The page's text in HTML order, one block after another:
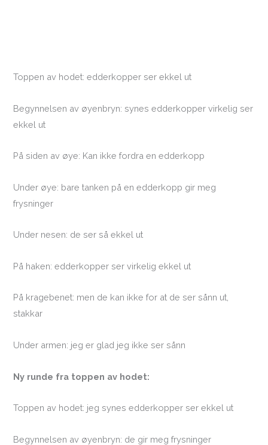
Toppen av hodet: edderkopper ser ekkel ut
Begynnelsen av øyenbryn: synes edderkopper virkelig ser
ekkel ut
På siden av øye: Kan ikke fordra en edderkopp
Under øye: bare tanken på en edderkopp gir meg
frysninger
Under nesen: de ser så ekkel ut
På haken: edderkopper ser virkelig ekkel ut
På kragebenet: men de kan ikke for at de ser sånn ut,
stakkar
Under armen: jeg er glad jeg ikke ser sånn
Ny runde fra toppen av hodet:
Toppen av hodet: jeg synes edderkopper ser ekkel ut
Begynnelsen av øyenbryn: de gir meg frysninger